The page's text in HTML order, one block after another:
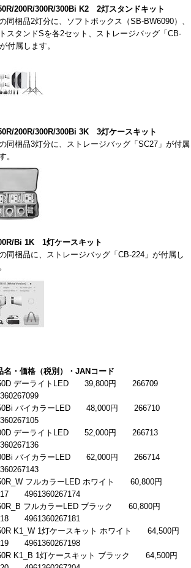
200R/300R/300Bi K2 2灯スタンドキット
同梱品2灯分に、ソフトボックス（SB-BW6090）、
スタンドSを各2セット、ストレージバッグ「 CB-
付属します。
200R/300R/300Bi 3K 3灯ケースキット
同梱品3灯分に、ストレージバッグ「 SC27 」が付属
。
Bi 1K 1灯ケースキット
同梱品に、ストレージバッグ「 CB-224 」が付属し
名・価格（税別）・ JAN コード
デーライト LED 39,800円 266709
バイカラー LED 48,000円 266710
デーライト LED 52,000円 266713
バイカラー LED 62,000円 266714
フルカラー LED ホワイト 60,800円
4961360267174
フルカラー LED ブラック 60,800円
4961360267181
K1_W 1灯ケースキット ホワイト 64,500円
4961360267198
K1_B 1灯ケースキット ブラック 64,500円